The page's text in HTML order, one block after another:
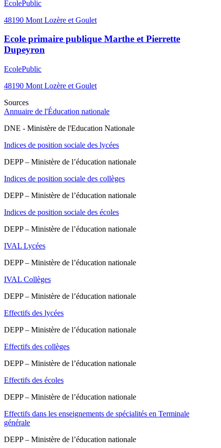
EcolePublic
48190 Mont Lozère et Goulet
Ecole primaire publique Marthe et Pierrette
Dupeyron
EcolePublic
48190 Mont Lozère et Goulet
Sources
Annuaire de l'Éducation nationale
DNE - Ministère de l'Education Nationale
Indices de position sociale des lycées
DEPP – Ministère de l’éducation nationale
Indices de position sociale des collèges
DEPP – Ministère de l’éducation nationale
Indices de position sociale des écoles
DEPP – Ministère de l’éducation nationale
IVAL Lycées
DEPP – Ministère de l’éducation nationale
IVAL Collèges
DEPP – Ministère de l’éducation nationale
Effectifs des lycées
DEPP – Ministère de l’éducation nationale
Effectifs des collèges
DEPP – Ministère de l’éducation nationale
Effectifs des écoles
DEPP – Ministère de l’éducation nationale
Effectifs dans les enseignements de spécialités en Terminale
générale
DEPP – Ministère de l’éducation nationale